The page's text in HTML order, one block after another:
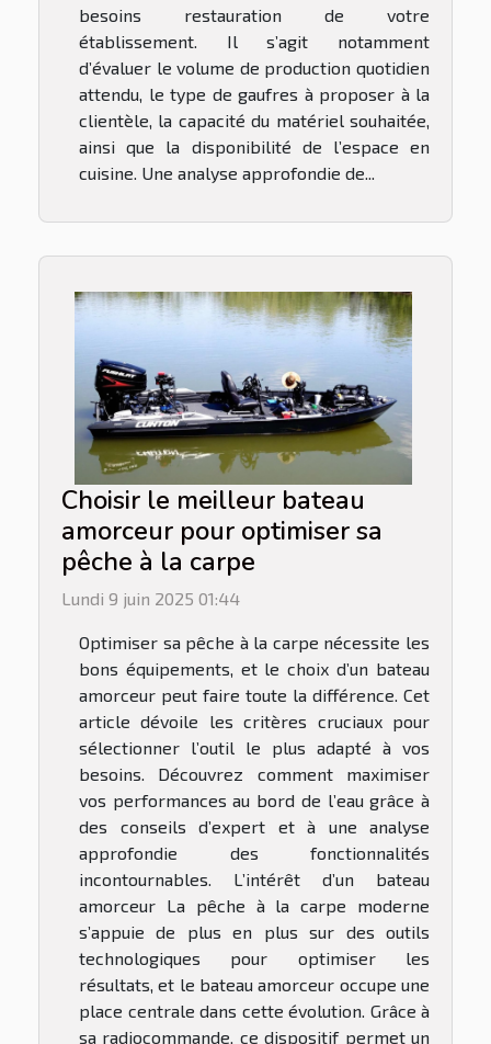
besoins restauration de votre
établissement. Il s’agit notamment
d’évaluer le volume de production quotidien
attendu, le type de gaufres à proposer à la
clientèle, la capacité du matériel souhaitée,
ainsi que la disponibilité de l’espace en
cuisine. Une analyse approfondie de...
Choisir le meilleur bateau
amorceur pour optimiser sa
pêche à la carpe
Lundi 9 juin 2025 01:44
Optimiser sa pêche à la carpe nécessite les
bons équipements, et le choix d’un bateau
amorceur peut faire toute la différence. Cet
article dévoile les critères cruciaux pour
sélectionner l’outil le plus adapté à vos
besoins. Découvrez comment maximiser
vos performances au bord de l’eau grâce à
des conseils d’expert et à une analyse
approfondie des fonctionnalités
incontournables. L’intérêt d’un bateau
amorceur La pêche à la carpe moderne
s’appuie de plus en plus sur des outils
technologiques pour optimiser les
résultats, et le bateau amorceur occupe une
place centrale dans cette évolution. Grâce à
sa radiocommande, ce dispositif permet un